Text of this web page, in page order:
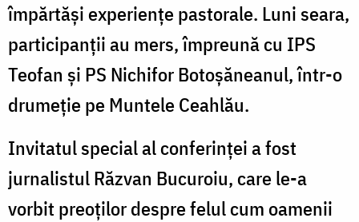
împărtăși experiențe pastorale. Luni seara,
participanții au mers, împreună cu IPS
Teofan și PS Nichifor Botoșăneanul, într-o
drumeție pe Muntele Ceahlău.
Invitatul special al conferinței a fost
jurnalistul Răzvan Bucuroiu, care le-a
vorbit preoților despre felul cum oamenii